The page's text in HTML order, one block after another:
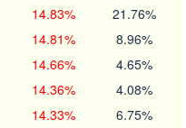
14.83% 21.76%
14.81% 8.96%
14.66% 4.65%
14.36% 4.08%
14.33% 6.75%